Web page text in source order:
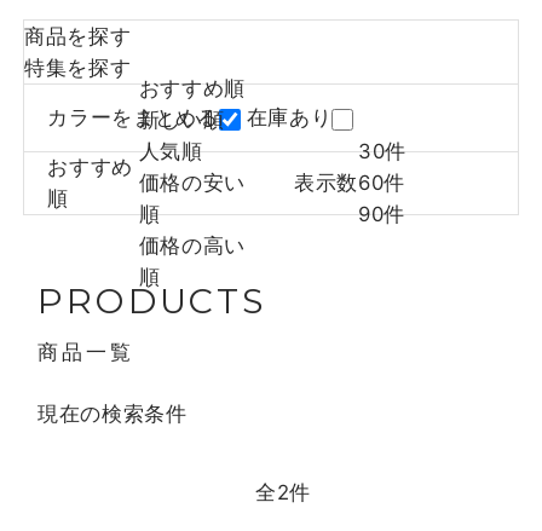
商品を探す
特集を探す
カラーをまとめる 在庫あり
おすすめ
順
おすすめ順
新しい順
人気順
価格の安い
順
価格の高い
順
表示数
30件
60件
90件
PRODUCTS
商品一覧
現在の検索条件
全2件